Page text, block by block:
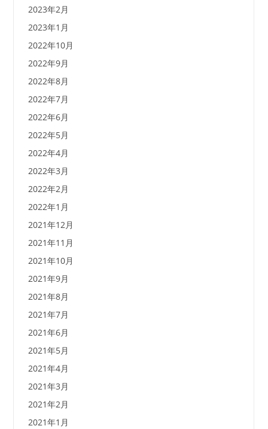
2023年2月
2023年1月
2022年10月
2022年9月
2022年8月
2022年7月
2022年6月
2022年5月
2022年4月
2022年3月
2022年2月
2022年1月
2021年12月
2021年11月
2021年10月
2021年9月
2021年8月
2021年7月
2021年6月
2021年5月
2021年4月
2021年3月
2021年2月
2021年1月